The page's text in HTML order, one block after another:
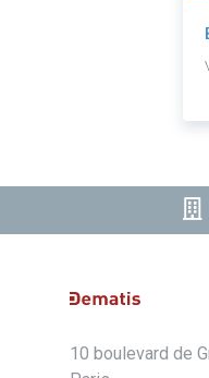
10 boulevard de